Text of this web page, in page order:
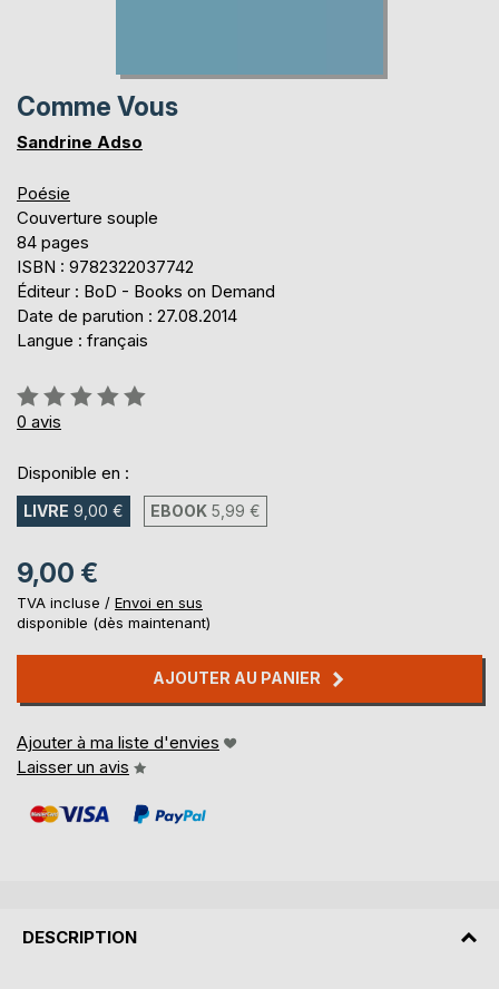
Comme Vous
Sandrine Adso
Poésie
Couverture souple
84 pages
ISBN : 9782322037742
Éditeur : BoD - Books on Demand
Date de parution : 27.08.2014
Langue : français
Évaluation:
0%
0 avis
Disponible en :
LIVRE 9,00 € EBOOK 5,99 €
9,00 €
TVA incluse / Envoi en sus
disponible (dès maintenant)
AJOUTER AU PANIER
Ajouter à ma liste d'envies
Laisser un avis
DESCRIPTION